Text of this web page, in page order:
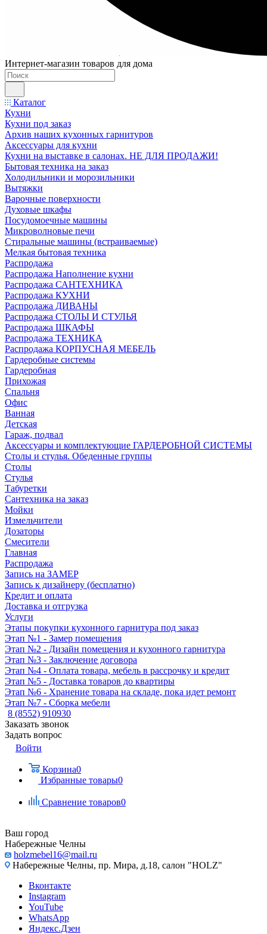
Интернет-магазин товаров для дома
Каталог
Кухни
Кухни под заказ
Архив наших кухонных гарнитуров
Аксессуары для кухни
Кухни на выставке в салонах. НЕ ДЛЯ ПРОДАЖИ!
Бытовая техника на заказ
Холодильники и морозильники
Вытяжки
Варочные поверхности
Духовые шкафы
Посудомоечные машины
Микроволновые печи
Стиральные машины (встраиваемые)
Мелкая бытовая техника
Распродажа
Распродажа Наполнение кухни
Распродажа САНТЕХНИКА
Распродажа КУХНИ
Распродажа ДИВАНЫ
Распродажа СТОЛЫ И СТУЛЬЯ
Распродажа ШКАФЫ
Распродажа ТЕХНИКА
Распродажа КОРПУСНАЯ МЕБЕЛЬ
Гардеробные системы
Гардеробная
Прихожая
Спальня
Офис
Ванная
Детская
Гараж, подвал
Аксессуары и комплектующие ГАРДЕРОБНОЙ СИСТЕМЫ
Столы и стулья. Обеденные группы
Столы
Стулья
Табуретки
Сантехника на заказ
Мойки
Измельчители
Дозаторы
Смесители
Главная
Распродажа
Запись на ЗАМЕР
Запись к дизайнеру (бесплатно)
Кредит и оплата
Доставка и отгрузка
Услуги
Этапы покупки кухонного гарнитура под заказ
Этап №1 - Замер помещения
Этап №2 - Дизайн помещения и кухонного гарнитура
Этап №3 - Заключение договора
Этап №4 - Оплата товара, мебель в рассрочку и кредит
Этап №5 - Доставка товаров до квартиры
Этап №6 - Хранение товара на складе, пока идет ремонт
Этап №7 - Сборка мебели
8 (8552) 910930
Заказать звонок
Задать вопрос
Войти
Корзина0
Избранные товары0
Сравнение товаров0
Ваш город
Набережные Челны
holzmebel16@mail.ru
Набережные Челны, пр. Мира, д.18, салон "HOLZ"
Вконтакте
Instagram
YouTube
WhatsApp
Яндекс.Дзен